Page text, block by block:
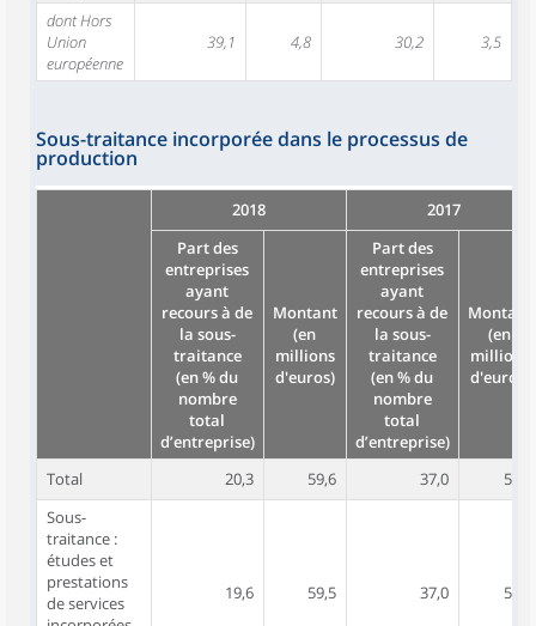
dont Hors
Union
européenne
39,1 4,8 30,2 3,5
Sous-traitance incorporée dans le processus de
production
2018
2017
Part des
entreprises
ayant
recours à de
la sous-
traitance
(en % du
nombre
total
d’entreprise)
Montant
(en
millions
d'euros)
Part des
entreprises
ayant
recours à de
la sous-
traitance
(en % du
nombre
total
d’entreprise)
Montant
(en
millions
d'euros)
Total 20,3 59,6 37,0
54,5
Sous-
traitance :
études et
prestations
de services
19,6 59,5 37,0 53,7